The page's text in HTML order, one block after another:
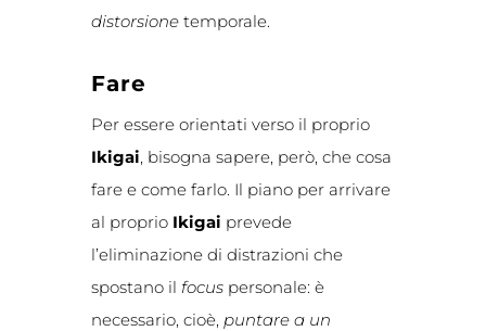
distorsione temporale.
Fare
Per essere orientati verso il proprio
Ikigai, bisogna sapere, però, che cosa
fare e come farlo. Il piano per arrivare
al proprio Ikigai prevede
l’eliminazione di distrazioni che
spostano il focus personale: è
necessario, cioè, puntare a un